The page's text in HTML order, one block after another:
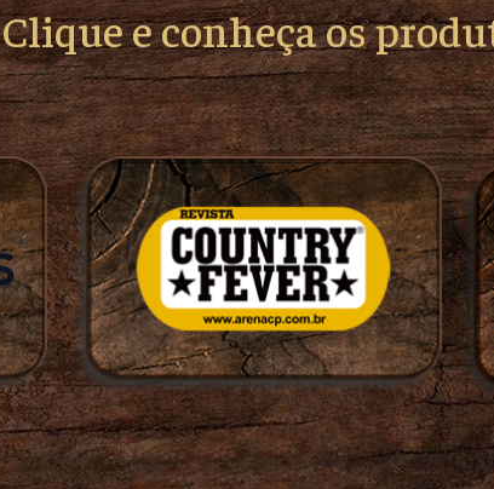
Clique e conheça os